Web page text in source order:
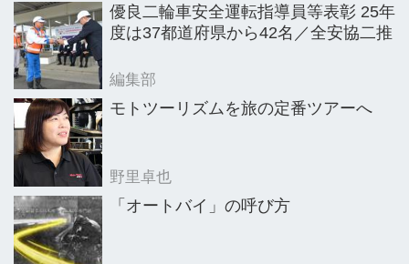
ろうか。 ──BDS柏の杜会場の定例オ
は出品台数4万8088（前年同期比9％
増）、成約率82％（同1.4ポイント上
見ると今...
優良二輪車安全運転指導員等表彰 25年
度は37都道府県から42名／全安協二推
編集部
モトツーリズムを旅の定番ツアーへ
野里卓也
「オートバイ」の呼び方